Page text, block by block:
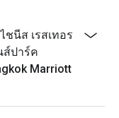
เดอร์สุดท้าย 21.30
นีส เรสเทอร
ส์ปาร์ค
Marriott